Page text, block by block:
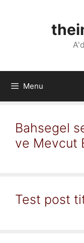
Menu
Bahsegel
ve Mevcut
Test post